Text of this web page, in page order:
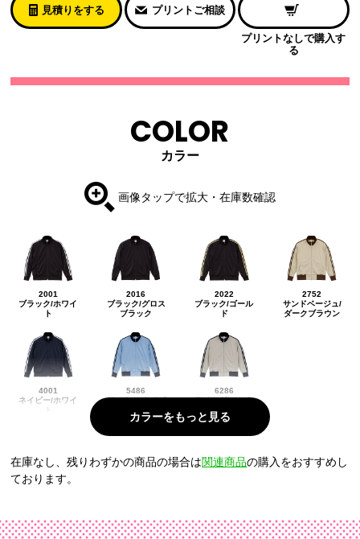
見積りをする プリントご相談
プリントなしで購入す
る
COLOR
カラー
画像タップで拡大・在庫数確認
2001
ブラック/ホワイ
ト
2016
ブラック/グロス
ブラック
2022
ブラック/ゴール
ド
2752
サンドベージュ/
ダークブラウン
4001
ネイビー/ホワイ
5486
サックス/ネイビ
6286
ライトグレー/ネ
イビー
在庫なし、残りわずかの商品の場合は関連商品の購入をおすすめし
ております。